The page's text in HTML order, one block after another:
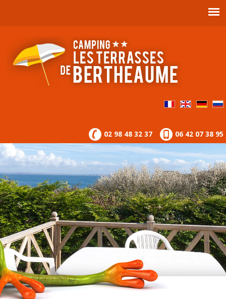
02 98 48 32 37 06 42 07 38 95